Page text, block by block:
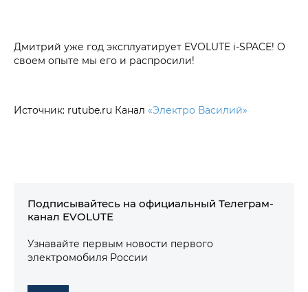
Дмитрий уже год эксплуатирует EVOLUTE i‑SPACE! О
своем опыте мы его и распросили!
Источник: rutube.ru Канал «Электро Василий»
Подписывайтесь на официальный Телеграм-
канал EVOLUTE
Узнавайте первым новости первого
электромобиля России